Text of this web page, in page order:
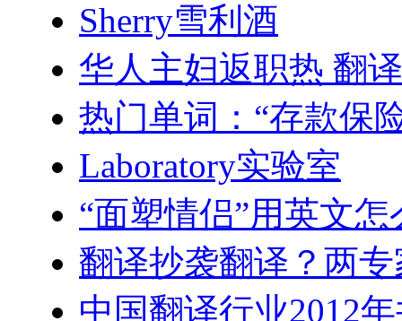
Sherry雪利酒
华人主妇返职热 翻
热门单词：“存款保
Laboratory实验室
“面塑情侣”用英文怎
翻译抄袭翻译？两
中国翻译行业2012